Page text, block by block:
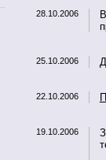
28.10.2006
25.10.2006
22.10.2006
19.10.2006